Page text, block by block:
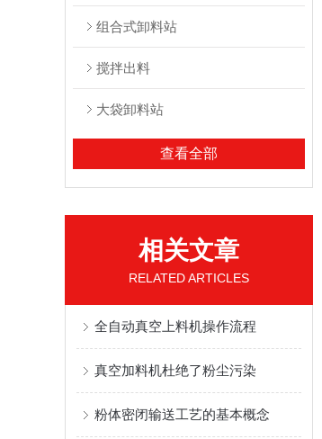
组合式卸料站
搅拌出料
大袋卸料站
查看全部
相关文章
RELATED ARTICLES
全自动真空上料机操作流程
真空加料机杜绝了粉尘污染
粉体密闭输送工艺的基本概念